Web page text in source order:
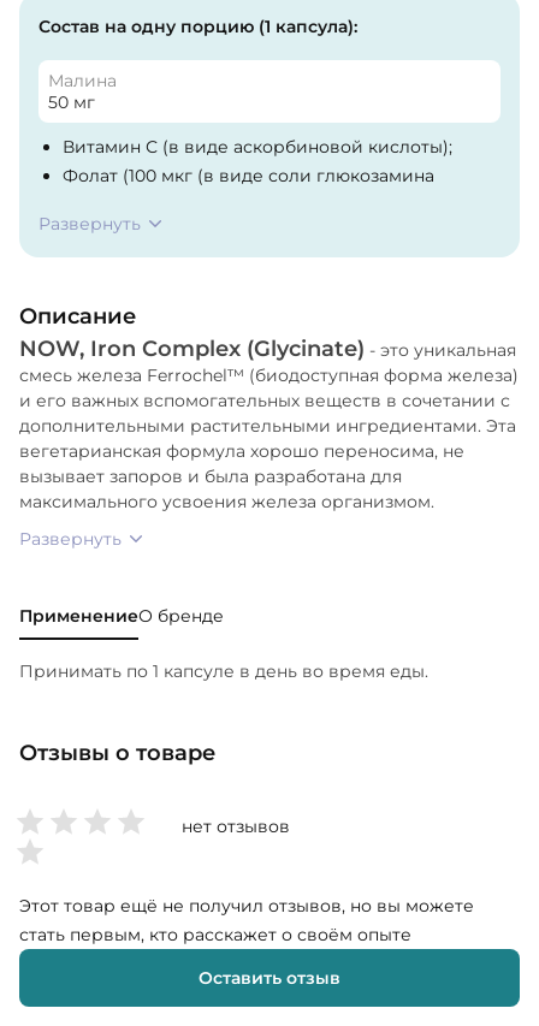
Состав на одну порцию (1 капсула):
Малина
50 мг
Витамин С (в виде аскорбиновой кислоты);
Фолат (100 мкг (в виде соли глюкозамина
глюкозаминовой соли (6S)-5-
метилтетрагидрофолиевой кислоты
Витамин B12 (в виде метилкобаламина);
Железо (из бисглицината железа) (Ferrochel™);
Экстракт корня дудника китайского (Angelica
sinensis);
Листья малины (rubus idaeus);
Гипромеллоза (целлюлозная капсула),
микрокристаллическая целлюлоза, диоксид
кремния и стеариновая кислота (растительный
Развернуть
Описание
NOW, Iron Complex (Glycinate) - это уникальная
смесь железа Ferrochel™ (биодоступная форма железа)
и его важных вспомогательных веществ в сочетании с
дополнительными растительными ингредиентами. Эта
вегетарианская формула хорошо переносима, не
вызывает запоров и была разработана для
максимального усвоения железа организмом.
Развернуть
ПрименениеО бренде
Принимать по 1 капсуле в день во время еды.
Отзывы о товаре
нет отзывов
Этот товар ещё не получил отзывов, но вы можете
стать первым, кто расскажет о своём опыте
Оставить отзыв